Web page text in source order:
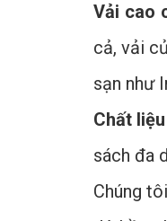
Vải cao
cả, vải
sạn như
Chất
sách đa
Chúng